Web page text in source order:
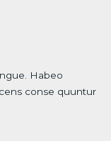
Habeo
conse quuntur